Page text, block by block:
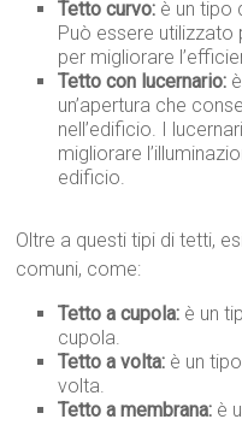
Tetto curvo: è un tipo
Può essere
per migliorare
Tetto con lucernario:
un’apertura che
nell’edificio. I
migliorare
edificio.
Oltre a questi tipi di tetti,
comuni, come:
Tetto a cupola: è un
cupola.
Tetto a volta: è un
volta.
Tetto a membrana: è